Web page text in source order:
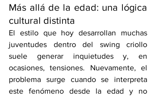
Más allá de la edad: una lógica
cultural distinta
El estilo que hoy desarrollan muchas
juventudes dentro del swing criollo
suele generar inquietudes y, en
ocasiones, tensiones. Nuevamente, el
problema surge cuando se interpreta
este fenómeno desde la edad y no